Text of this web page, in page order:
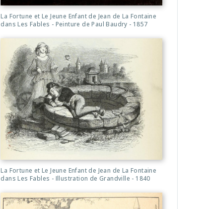
La Fortune et Le Jeune Enfant de Jean de La Fontaine
dans Les Fables - Peinture de Paul Baudry - 1857
La Fortune et Le Jeune Enfant de Jean de La Fontaine
dans Les Fables - Illustration de Grandville - 1840